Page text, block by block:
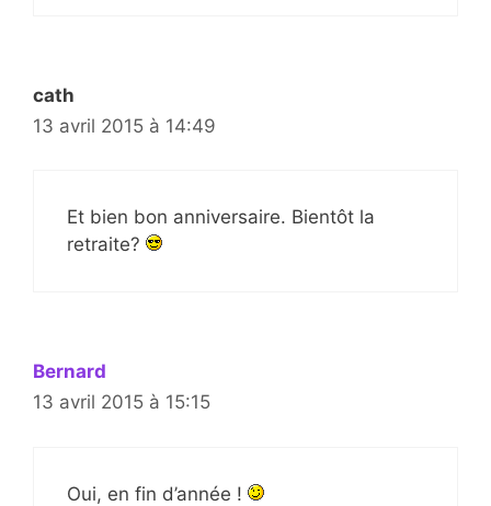
cath
13 avril 2015 à 14:49
Et bien bon anniversaire. Bientôt la
retraite?
Bernard
13 avril 2015 à 15:15
Oui, en fin d’année !